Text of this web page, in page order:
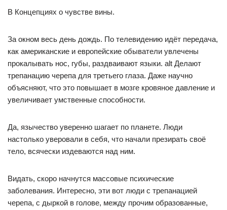
В Концепциях о чувстве вины.
За окном весь день дождь. По телевидению идёт передача,
как американские и европейские обыватели увлечены
прокалывать нос, губы, раздваивают языки. alt Делают
трепанацию черепа для третьего глаза. Даже научно
объясняют, что это повышает в мозге кровяное давление и
увеличивает умственные способности.
Да, язычество уверенно шагает по планете. Люди
настолько уверовали в себя, что начали презирать своё
тело, всячески издеваются над ним.
Видать, скоро начнутся массовые психические
заболевания. Интересно, эти вот люди с трепанацией
черепа, с дыркой в голове, между прочим образованные,